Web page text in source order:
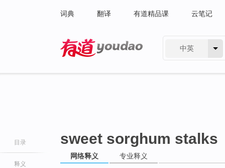
词典 翻译 有道精品课 云笔记
中英
目录
释义
sweet sorghum stalks
网络释义 专业释义